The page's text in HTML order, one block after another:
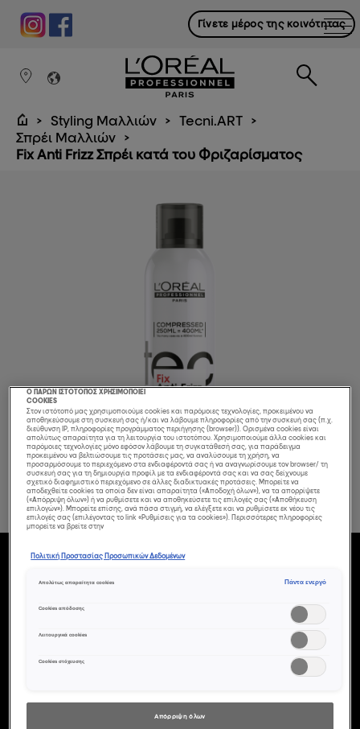
Γίνετε μέρος της κοινότητας
Styling Μαλλιών
Tecni.ART
Σπρέι Μαλλιών
Fix Anti Frizz Σπρέι κατά του Φριζαρίσματος
Fix Anti Frizz Σπρέι
Κατά Του
Φριζαρίσματος
250 Ml - Tecni.ART
Ο ΠΑΡΩΝ ΙΣΤΟΤΟΠΟΣ ΧΡΗΣΙΜΟΠΟΙΕΙ
COOKIES
Στον ιστότοπό μας χρησιμοποιούμε cookies και παρόμοιες τεχνολογίες, προκειμένου να
αποθηκεύσουμε στη συσκευή σας ή/και να λάβουμε πληροφορίες από την συσκευή σας (π.χ.
διεύθυνση IP, πληροφορίες προγράμματος περιήγησης (browser)). Ορισμένα cookies είναι
απολύτως απαραίτητα για τη λειτουργία του ιστοτόπου. Χρησιμοποιούμε άλλα cookies και
παρόμοιες τεχνολογίες μόνο εφόσον λάβουμε τη συγκατάθεσή σας, για παράδειγμα
προκειμένου να βελτιώσουμε τις προτάσεις μας, να αναλύσουμε τη χρήση, να
προσαρμόσουμε το περιεχόμενο στα ενδιαφέροντά σας ή να αναγνωρίσουμε τον browser/ τη
συσκευή σας για τη δημιουργία προφίλ με τα ενδιαφέροντά σας και να σας δείχνουμε
σχετικό διαφημιστικό περιεχόμενο σε άλλες διαδικτυακές προτάσεις. Μπορείτε να
αποδεχθείτε cookies τα οποία δεν είναι απαραίτητα («Αποδοχή όλων»), να τα απορρίψετε
(«Απόρριψη όλων») ή να ρυθμίσετε και να αποθηκεύσετε τις επιλογές σας («Αποθήκευση
επιλογών»). Μπορείτε επίσης, ανά πάσα στιγμή, να ελέγξετε και να ρυθμίσετε εκ νέου τις
επιλογές σας (επιλέγοντας το link «Ρυθμίσεις για τα cookies»). Περισσότερες πληροφορίες
μπορείτε να βρείτε στην
Πολιτική Προστασίας Προσωπικών Δεδομένων
Απολύτως απαραίτητα cookies Πάντα ενεργό
Cookies απόδοσης
Λειτουργικά cookies
Cookies στόχευσης
Απόρριψη όλων